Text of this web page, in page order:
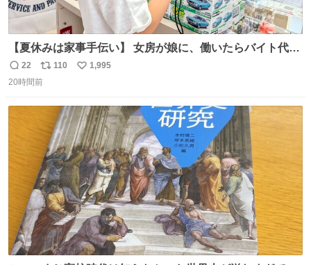
【夏休みは家事手伝い】 女房が娘に、働いたらバイト代も
らえば？と言ったら、娘は、いらない、と言って黙々と働
いてくれました。 あとでソフトクリーム買ってやろうと思
返
信
22
リ
ポ
数
110
い
数
1,995
20時間前